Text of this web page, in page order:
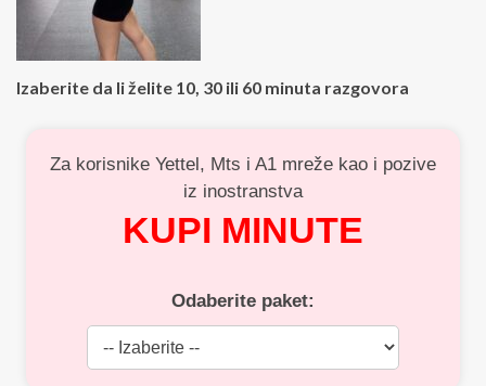
Izaberite da li želite 10, 30 ili 60 minuta razgovora
Za korisnike Yettel, Mts i A1 mreže kao i pozive
iz inostranstva
KUPI MINUTE
Odaberite paket: